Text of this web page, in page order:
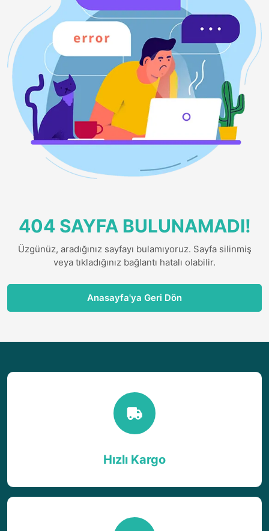
404 SAYFA BULUNAMADI!
Üzgünüz, aradığınız sayfayı bulamıyoruz. Sayfa silinmiş
veya tıkladığınız bağlantı hatalı olabilir.
Anasayfa'ya Geri Dön
Hızlı Kargo